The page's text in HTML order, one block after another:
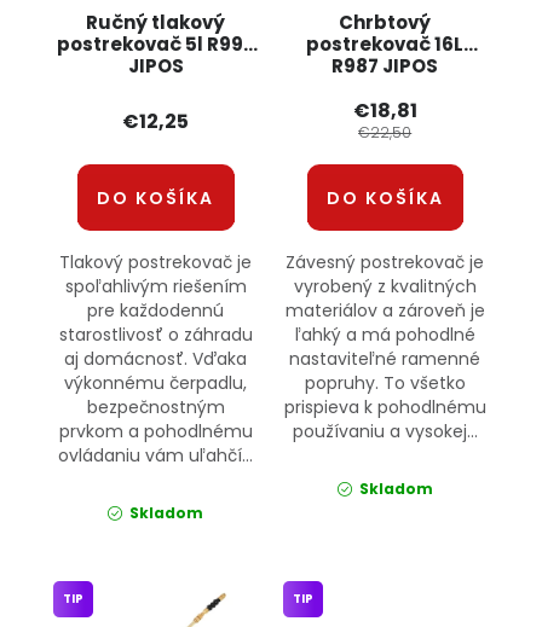
Ručný tlakový
postrekovač 5l R995
JIPOS
€12,25
DO KOŠÍKA
Tlakový postrekovač je
spoľahlivým riešením
pre každodennú
starostlivosť o záhradu
aj domácnosť. Vďaka
výkonnému čerpadlu,
bezpečnostným
prvkom a pohodlnému
ovládaniu vám uľahčí...
Skladom
Chrbtový
postrekovač 16L
R987 JIPOS
€18,81
€22,50
DO KOŠÍKA
Závesný postrekovač je
vyrobený z kvalitných
materiálov a zároveň je
ľahký a má pohodlné
nastaviteľné ramenné
popruhy. To všetko
prispieva k pohodlnému
používaniu a vysokej...
Skladom
TIP TIP